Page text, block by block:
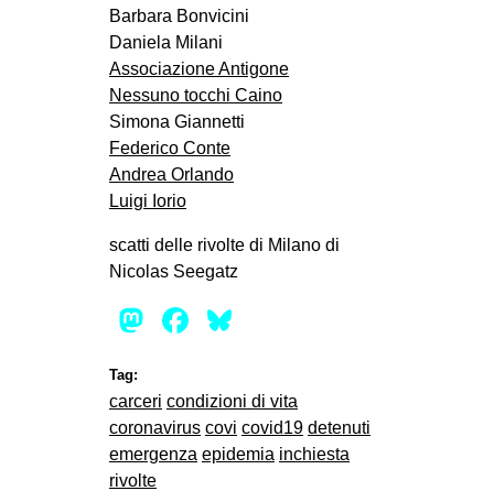
Barbara Bonvicini
Daniela Milani
Associazione Antigone
Nessuno tocchi Caino
Simona Giannetti
Federico Conte
Andrea Orlando
Luigi Iorio
scatti delle rivolte di Milano di
Nicolas Seegatz
Mastodon
Facebook
Tag:
carceri condizioni di vita
coronavirus covi covid19 detenuti
emergenza epidemia inchiesta
rivolte